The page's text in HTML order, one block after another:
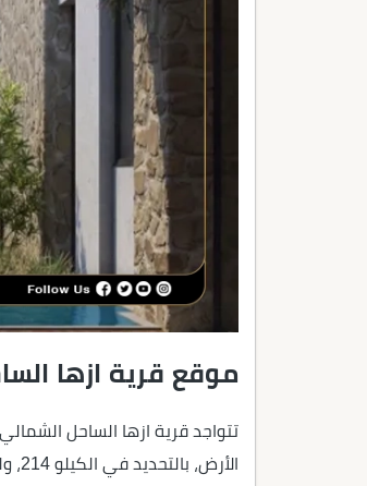
موقع قرية ازها
تتواجد قرية ازها الساحل